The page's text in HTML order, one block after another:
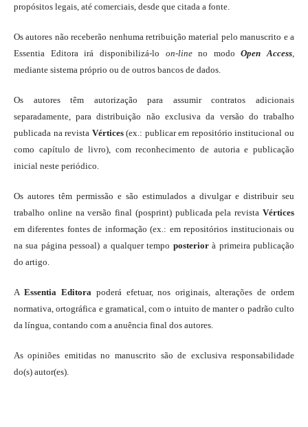
propósitos legais, até comerciais, desde que citada a fonte.
Os autores não receberão nenhuma retribuição material pelo manuscrito e a
Essentia Editora irá disponibilizá-lo on-lineno modoOpen Access
mediante sistema próprio ou de outros bancos de dados.
Os autores têm autorização para assumir contratos adicionais
separadamente, para distribuição não exclusiva da versão do trabalho
publicada na revista Vértices(ex.: publicar em repositório institucional ou
como capítulo de livro), com reconhecimento de autoria e publicação
inicial neste periódico.
Os autores têm permissão e são estimulados a divulgar e distribuir seu
trabalho online na versão final (posprint) publicada pela revistaVértices
em diferentes fontes de informação (ex.: em repositórios institucionais ou
na sua página pessoal) a qualquer tempo posteriorà primeira publicação
do artigo.
A Essentia Editora poderá efetuar, nos originais, alterações de ordem
normativa, ortográfica e gramatical, com o intuito de manter o padrão culto
da língua, contando com a anuência final dos autores.
As opiniões emitidas no manuscrito são de exclusiva responsabilidade
do(s) autor(es).